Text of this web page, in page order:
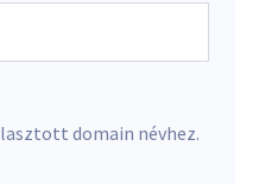
domain névhez.